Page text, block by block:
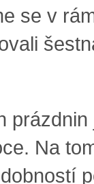
se v
Na